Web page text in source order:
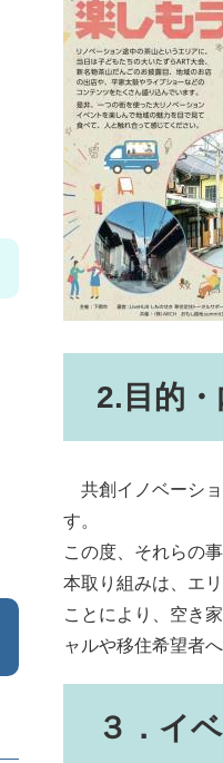
2.目的
共創イノベーショ
す。
この度、それらの
本取り組みは、エ
ことにより、空き
ャルや移住希望者
３．イ